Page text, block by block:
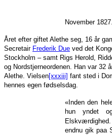
November
Året efter giftet Alethe seg, 16 år
Secretair Frederik Due ved det
Stockholm – samt Rigs Herold,
og Nordstjerneordenen. Han var 32
Alethe. Vielsen[xxxiii] fant sted i
hennes egen fødselsdag.
«Inden den
hun yndet
endnu gik paa